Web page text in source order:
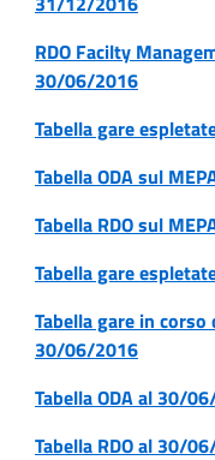
RDO Facilty
30/06/2016
Tabella gare
Tabella ODA sul
Tabella RDO sul
Tabella gare
Tabella gare in
30/06/2016
Tabella ODA al 30/
Tabella RDO al 30/